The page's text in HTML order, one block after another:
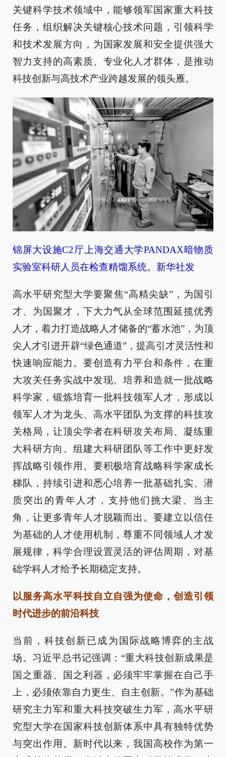
关键科学技术领域中，能够领军国家重大科技
任务，组织解决关键核心技术问题，引领科学
和技术发展方向，为国家发展和安全提供强大
智力支持的高素质、专业化人才群体，是推动
科技创新与高技术产业跨越发展的领头雁。
锦屏大设施C2厅上海交通大学PANDAX暗物质
实验室科研人员在检查精馏系统。新华社发
高水平研究型大学要聚焦“高精尖缺”，为国引
才、为国聚才，下大力气从全球范围延揽优秀
人才，着力打造战略人才储备的“蓄水池”，为顶
尖人才引进开辟“绿色通道”，提高引才灵活性和
快速响应能力。要创造有力平台和条件，在重
大攻关任务实战中发现、培养和造就一批战略
科学家，锻炼培育一批科技领军人才，形成以
领军人才为龙头、高水平团队为支撑的科技攻
关格局，让顶尖学者在科研攻关布局、凝练重
大科研方向、组建大科研团队等工作中更好发
挥战略引领作用。要积极培育战略科学家成长
梯队，持续引进和悉心培养一批基础扎实、潜
质突出的青年人才，支持他们挑大梁、当主
角，让更多青年人才脱颖而出。要建立以信任
为基础的人才使用机制，尊重不同领域人才发
展规律，科学合理设置灵活的评估周期，对基
础学科人才给予长期稳定支持。
以服务高水平科技自立自强为使命，创造引领
时代进步的前沿科技
当前，科技创新已成为国际战略博弈的主战
场。习近平总书记强调：“重大科技创新成果是
国之重器、国之利器，必须牢牢掌握在自己手
上，必须依靠自力更生、自主创新。”作为基础
研究主力军和重大科技突破生力军，高水平研
究型大学在国家科技创新体系中具有独特优势
与突出作用。新时代以来，我国高校作为第一